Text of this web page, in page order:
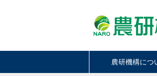
農研機構につ